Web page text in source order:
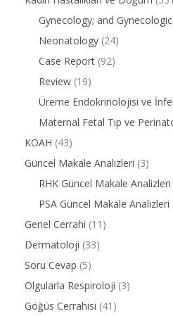
Gynecology; and
Neonatology (24)
Case Report (92)
Review (19)
Üreme Endokrinolojisi ve
Maternal Fetal Tıp ve
KOAH (43)
Güncel Makale Analizleri (3)
RHK Güncel Makale Analizleri
PSA Güncel Makale Analizleri
Genel Cerrahi (11)
Dermatoloji (33)
Soru Cevap (5)
Olgularla Respiroloji (3)
Göğüs Cerrahisi (41)